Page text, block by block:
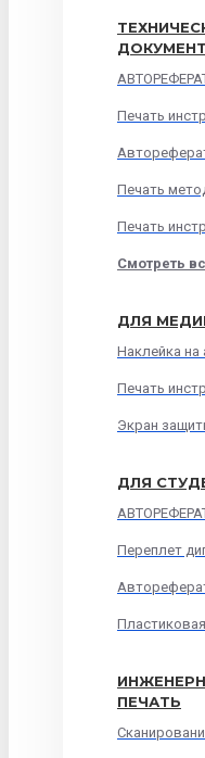
Печать
Печать
Печать
Смотреть
ДЛЯ
Наклейка на
Печать
Экран
ДЛЯ
Переплет
ПЕЧАТЬ